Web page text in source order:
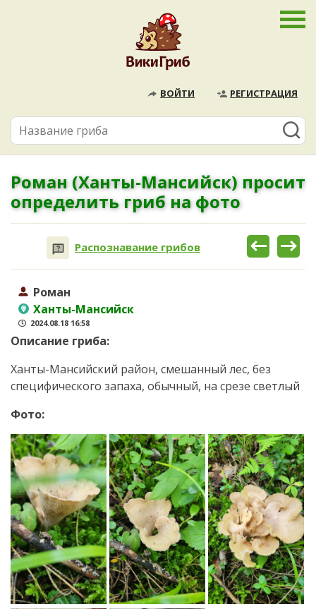
ВОЙТИ РЕГИСТРАЦИЯ
Роман (Ханты-Мансийск) просит
определить гриб на фото
Распознавание грибов
Роман
Ханты-Мансийск
2024.08.18 16:58
Описание гриба:
Ханты-Мансийский район, смешанный лес, без
специфического запаха, обычный, на срезе светлый
Фото: